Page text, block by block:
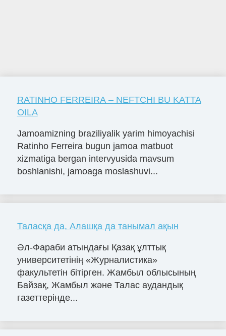
RATINHO FERREIRA – NEFTCHI BU KATTA
OILA
Jamoamizning braziliyalik yarim himoyachisi
Ratinho Ferreira bugun jamoa matbuot
xizmatiga bergan intervyusida mavsum
boshlanishi, jamoaga moslashuvi...
Таласқа да, Алашқа да танымал ақын
Әл-Фараби атындағы Қазақ ұлттық
университетінің «Журналистика»
факультетін бітірген. Жамбыл облысының
Байзақ, Жамбыл және Талас аудандық
газеттерінде...